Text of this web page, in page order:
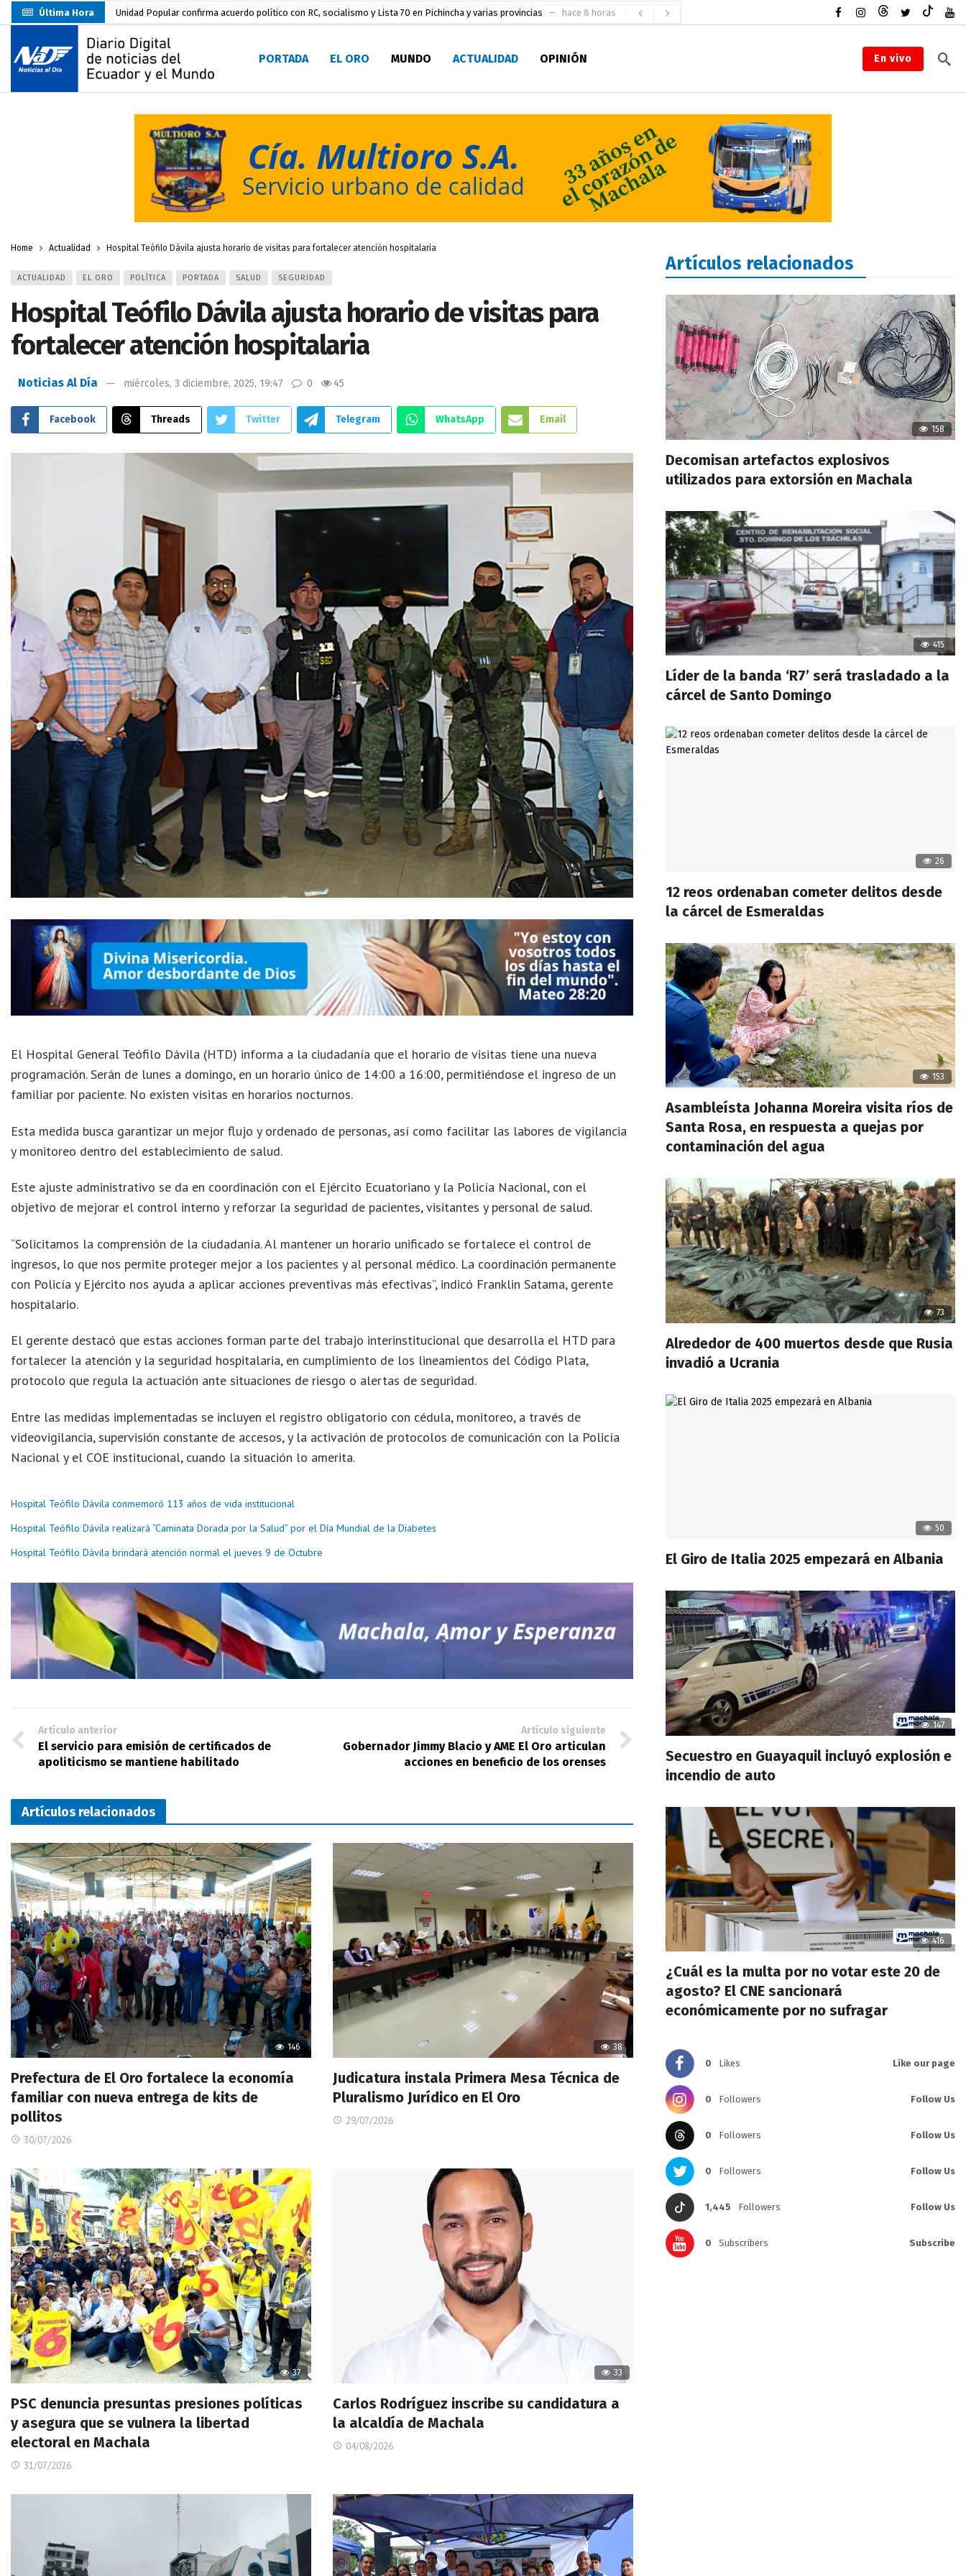
Última Hora Unidad Popular confirma acuerdo político con RC, socialismo y Lista 70 en Pichincha y varias provincias hace 8 horas
Delegación de El Oro fiscaliza propaganda electoral
Gobierno Estudiantil Ugartino 2026-2027, fue posesionado hace 9 horas
Prefecto Clemente Bravo Inauguró Centro de Acopio Casa del Pescador Artesanal Orense
Colombia reanuda venta de energía
Carlos Rodríguez inscribe su candidatura a la alcaldía de Machala hace 2 días
Carlos Carrión Figueroa, Premio Nacional de Literatura Eugenio Espejo hace 2 días
Nuevo Santa Rosa Sporting Club inicia su camino en la Serie A del Fútbol Femenino Nacional 2026 hace 2 horas
PORTADA EL ORO MUNDO ACTUALIDAD OPINIÓN En vivo
Home Actualidad Hospital Teófilo Dávila ajusta horario de visitas para fortalecer atención hospitalaria
ACTUALIDAD EL ORO POLÍTICA PORTADA SALUD SEGURIDAD
Hospital Teófilo Dávila ajusta horario de visitas para
fortalecer atención hospitalaria
Noticias Al Día miércoles, 3 diciembre, 2025, 19:47 0 45
Facebook Threads Twitter Telegram WhatsApp Email
El Hospital General Teófilo Dávila (HTD) informa a la ciudadanía que el horario de visitas tiene una nueva
programación. Serán de lunes a domingo, en un horario único de 14:00 a 16:00, permitiéndose el ingreso de un
familiar por paciente. No existen visitas en horarios nocturnos.
Esta medida busca garantizar un mejor flujo y ordenado de personas, así como facilitar las labores de vigilancia
y monitoreo dentro del establecimiento de salud.
Este ajuste administrativo se da en coordinación con el Ejército Ecuatoriano y la Policía Nacional, con el
objetivo de mejorar el control interno y reforzar la seguridad de pacientes, visitantes y personal de salud.
“Solicitamos la comprensión de la ciudadanía. Al mantener un horario unificado se fortalece el control de
ingresos, lo que nos permite proteger mejor a los pacientes y al personal médico. La coordinación permanente
con Policía y Ejército nos ayuda a aplicar acciones preventivas más efectivas”, indicó Franklin Satama, gerente
hospitalario.
El gerente destacó que estas acciones forman parte del trabajo interinstitucional que desarrolla el HTD para
fortalecer la atención y la seguridad hospitalaria, en cumplimiento de los lineamientos del Código Plata,
protocolo que regula la actuación ante situaciones de riesgo o alertas de seguridad.
Entre las medidas implementadas se incluyen el registro obligatorio con cédula, monitoreo, a través de
videovigilancia, supervisión constante de accesos, y la activación de protocolos de comunicación con la Policía
Nacional y el COE institucional, cuando la situación lo amerita.
Hospital Teófilo Dávila conmemoró 113 años de vida institucional
Hospital Teófilo Dávila realizará “Caminata Dorada por la Salud” por el Día Mundial de la Diabetes
Hospital Teófilo Dávila brindará atención normal el jueves 9 de Octubre
Artículo anterior
El servicio para emisión de certificados de
apoliticismo se mantiene habilitado
Artículo siguiente
Gobernador Jimmy Blacio y AME El Oro articulan
acciones en beneficio de los orenses
Artículos relacionados
146
Prefectura de El Oro fortalece la economía
familiar con nueva entrega de kits de
pollitos
30/07/2026
38
Judicatura instala Primera Mesa Técnica de
Pluralismo Jurídico en El Oro
29/07/2026
37
PSC denuncia presuntas presiones políticas
y asegura que se vulnera la libertad
electoral en Machala
31/07/2026
33
Carlos Rodríguez inscribe su candidatura a
la alcaldía de Machala
04/08/2026
Artículos relacionados
158
Decomisan artefactos explosivos
utilizados para extorsión en Machala
415
Líder de la banda ‘R7’ será trasladado a la
cárcel de Santo Domingo
26
12 reos ordenaban cometer delitos desde
la cárcel de Esmeraldas
153
Asambleísta Johanna Moreira visita ríos de
Santa Rosa, en respuesta a quejas por
contaminación del agua
73
Alrededor de 400 muertos desde que Rusia
invadió a Ucrania
50
El Giro de Italia 2025 empezará en Albania
147
Secuestro en Guayaquil incluyó explosión e
incendio de auto
416
¿Cuál es la multa por no votar este 20 de
agosto? El CNE sancionará
económicamente por no sufragar
0 Likes Like our page
0 Followers Follow Us
0 Followers Follow Us
0 Followers Follow Us
1,445 Followers Follow Us
0 Subscribers Subscribe